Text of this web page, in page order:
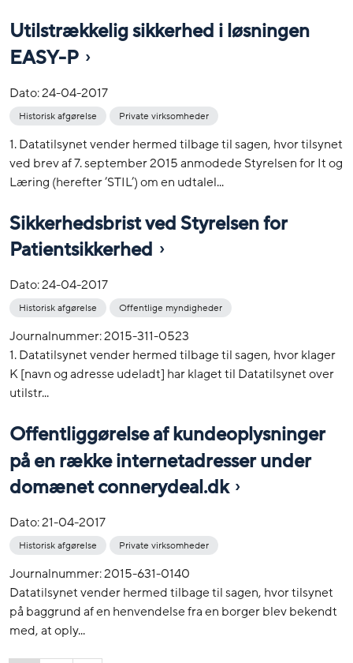
Utilstrækkelig sikkerhed i løsningen
EASY-P
Dato:24-04-2017
Historisk afgørelse Private virksomheder
1. Datatilsynet vender hermed tilbage til sagen, hvor tilsynet
ved brev af 7. september 2015 anmodede Styrelsen for It og
Læring (herefter ’STIL’) om en udtalel...
Sikkerhedsbrist ved Styrelsen for
Patientsikkerhed
Dato:24-04-2017
Historisk afgørelse Offentlige myndigheder
Journalnummer: 2015-311-0523
1. Datatilsynet vender hermed tilbage til sagen, hvor klager
K [navn og adresse udeladt] har klaget til Datatilsynet over
utilstr...
Offentliggørelse af kundeoplysninger
på en række internetadresser under
domænet connerydeal.dk
Dato:21-04-2017
Historisk afgørelse Private virksomheder
Journalnummer: 2015-631-0140
Datatilsynet vender hermed tilbage til sagen, hvor tilsynet
på baggrund af en henvendelse fra en borger blev bekendt
med, at oply...